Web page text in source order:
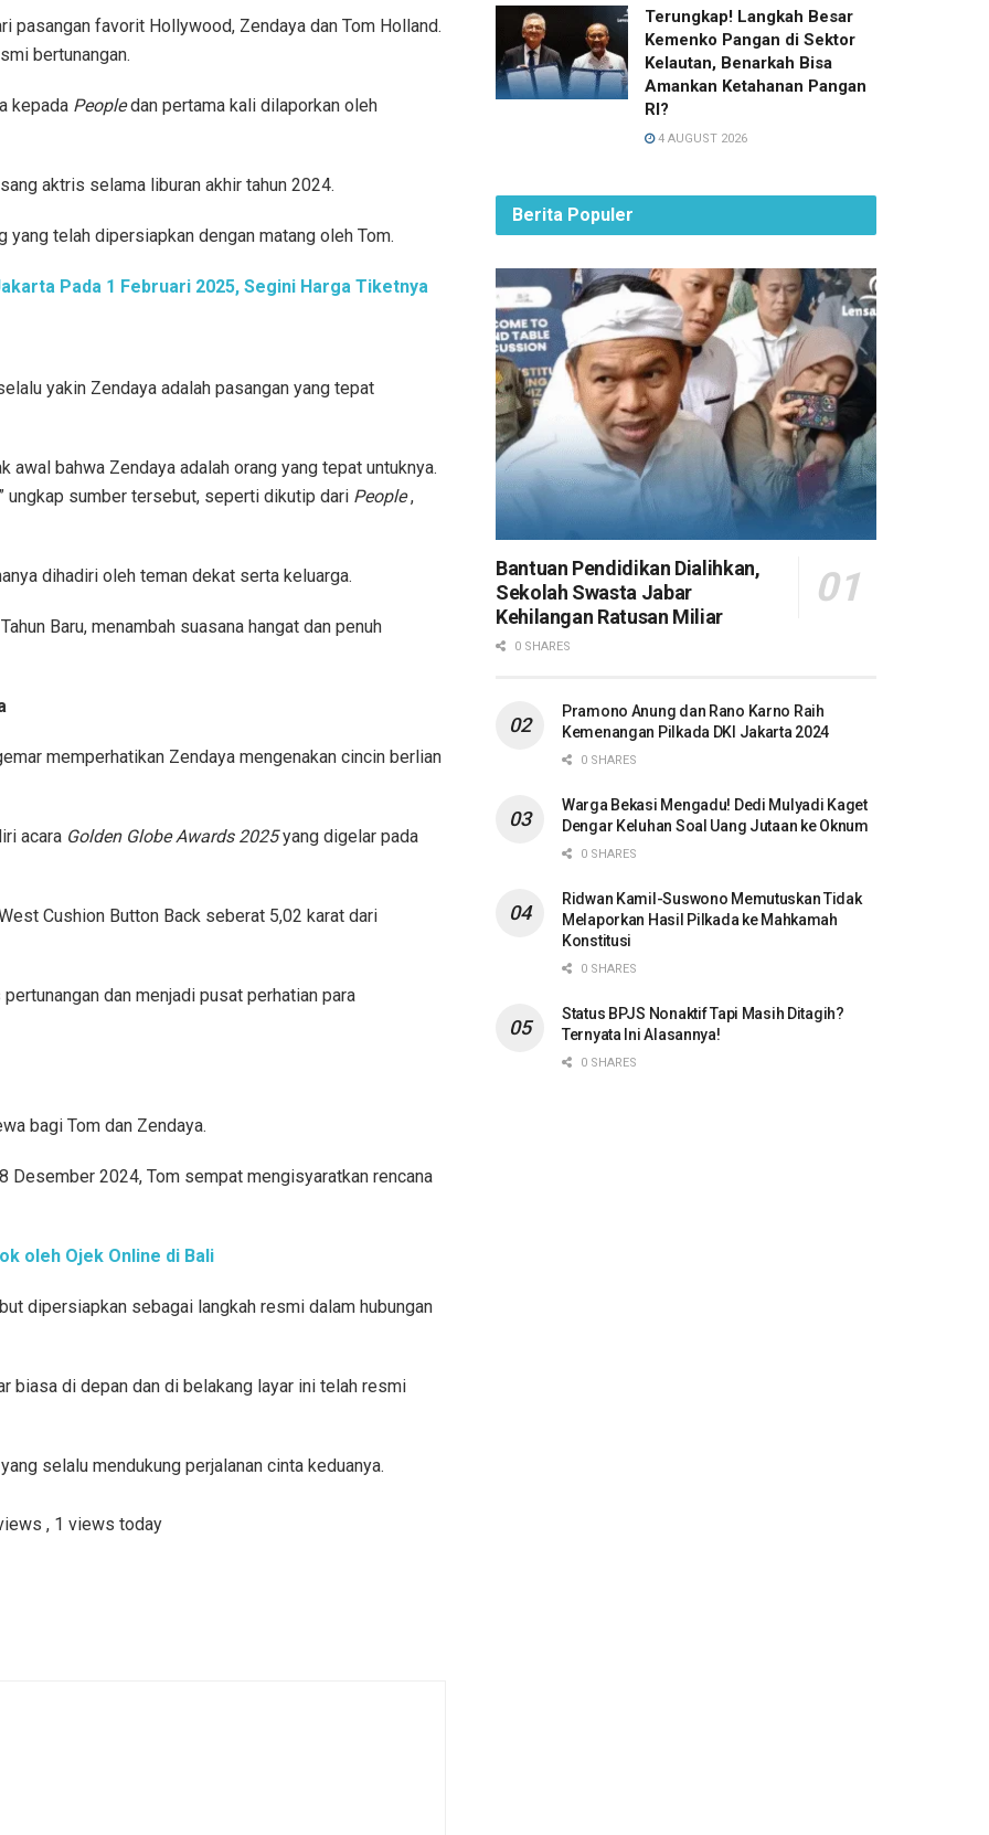
pasangan favorit Hollywood, Zendaya dan Tom Holland.
bertunangan.
kepada Peopledan pertama kali dilaporkan oleh
aktris selama liburan akhir tahun 2024.
yang telah dipersiapkan dengan matang oleh Tom.
Pada 1 Februari 2025, Segini Harga Tiketnya
yakin Zendaya adalah pasangan yang tepat
awal bahwa Zendaya adalah orang yang tepat untuknya.
ungkap sumber tersebut, seperti dikutip dari People,
dihadiri oleh teman dekat serta keluarga.
Baru, menambah suasana hangat dan penuh
memperhatikan Zendaya mengenakan cincin berlian
acara Golden Globe Awards 2025yang digelar pada
Cushion Button Back seberat 5,02 karat dari
dan menjadi pusat perhatian para
bagi Tom dan Zendaya.
Desember 2024, Tom sempat mengisyaratkan rencana
oleh Ojek Online di Bali
dipersiapkan sebagai langkah resmi dalam hubungan
biasa di depan dan di belakang layar ini telah resmi
selalu mendukung perjalanan cinta keduanya.
, 1 views today
Terungkap! Langkah Besar
Kemenko Pangan di Sektor
Kelautan, Benarkah Bisa
Amankan Ketahanan Pangan
RI?
4 AUGUST 2026
Berita Populer
Bantuan Pendidikan Dialihkan,
Sekolah Swasta Jabar
Kehilangan Ratusan Miliar
0 SHARES
Pramono Anung dan Rano Karno Raih
Kemenangan Pilkada DKI Jakarta 2024
0 SHARES
Warga Bekasi Mengadu! Dedi Mulyadi Kaget
Dengar Keluhan Soal Uang Jutaan ke Oknum
0 SHARES
Ridwan Kamil-Suswono Memutuskan Tidak
Melaporkan Hasil Pilkada ke Mahkamah
Konstitusi
0 SHARES
Status BPJS Nonaktif Tapi Masih Ditagih?
Ternyata Ini Alasannya!
0 SHARES